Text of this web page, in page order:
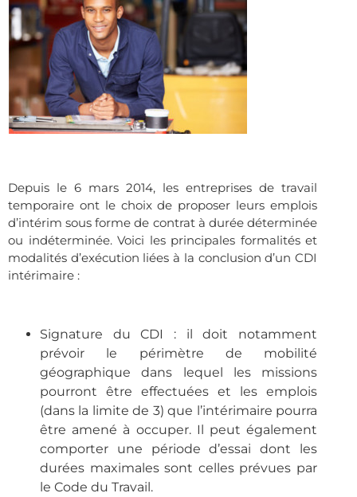
Depuis le 6 mars 2014, les entreprises de travail
temporaire ont le choix de proposer leurs emplois
d’intérim sous forme de contrat à durée déterminée
ou indéterminée. Voici les principales formalités et
modalités d’exécution liées à la conclusion d’un CDI
intérimaire :
Signature du CDI : il doit notamment
prévoir le périmètre de mobilité
géographique dans lequel les missions
pourront être effectuées et les emplois
(dans la limite de 3) que l’intérimaire pourra
être amené à occuper. Il peut également
comporter une période d’essai dont les
durées maximales sont celles prévues par
le Code du Travail.